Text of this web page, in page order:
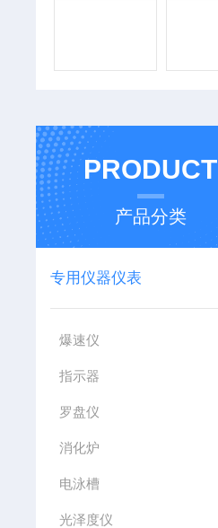
PRODUCT
产品分类
专用仪器仪表
爆速仪
指示器
罗盘仪
消化炉
电泳槽
光泽度仪